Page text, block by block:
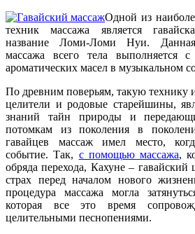
Одной из
техник массажа является
название Ломи-Ломи Нуи. Данная
массажа всего тела выполняется
ароматических масел в музыкальном
По древним поверьям, такую технику
целители и родовые старейшины,
знаний тайн природы и
потомкам из поколения в
гавайцев массаж имел место,
событие. Так, с помощью массажа,
обряда перехода, Кахуне –
страх перед началом нового
процедура массажа могла
которая все это время
целительными песнопениями.